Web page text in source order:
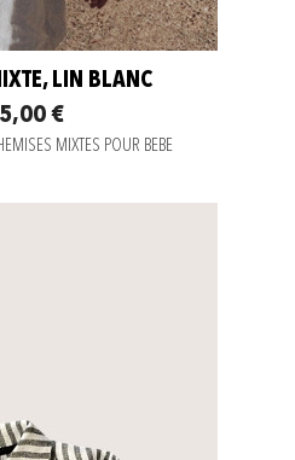
LIN BLANC
€
MIXTES POUR BEBE